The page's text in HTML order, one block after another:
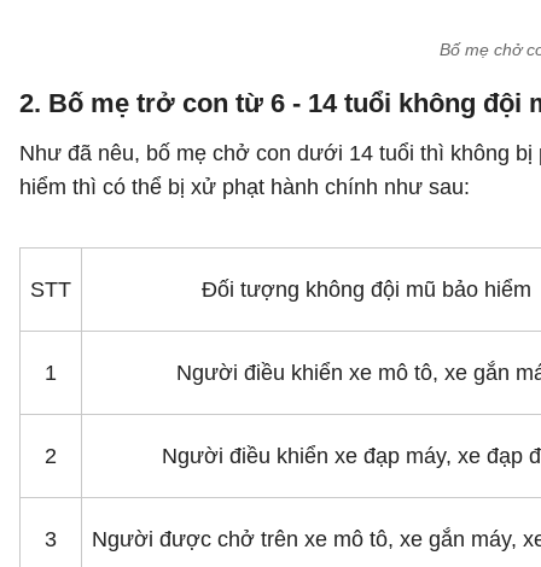
Bố mẹ chở
2. Bố mẹ trở con từ 6 - 14 tuổi không đội
Như đã nêu, bố mẹ chở con dưới 14 tuổi thì không
hiểm thì có thể bị xử phạt hành chính như sau:
STT Đối tượng không đội mũ bảo hiểm
1 Người điều khiển xe mô tô, xe gắn
2 Người điều khiển xe đạp máy, xe đạp
3 Người được chở trên xe mô tô, xe gắn máy,